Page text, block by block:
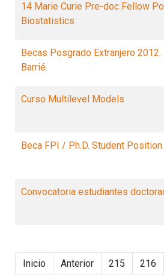
14 Marie Curie Pre-doc Fellow
Biostatistics
Becas Posgrado Extranjero 2012.
Barrié.
Curso Multilevel Models
Beca FPI / Ph.D. Student Position
Convocatoria estudiantes
Inicio Anterior 215 216